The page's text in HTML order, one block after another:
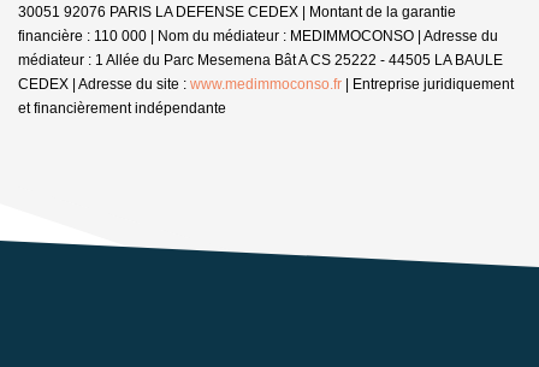
30051 92076 PARIS LA DEFENSE CEDEX | Montant de la garantie
financière : 110 000 | Nom du médiateur : MEDIMMOCONSO | Adresse du
médiateur : 1 Allée du Parc Mesemena Bât A CS 25222 - 44505 LA BAULE
CEDEX | Adresse du site : www.medimmoconso.fr | Entreprise juridiquement
et financièrement indépendante